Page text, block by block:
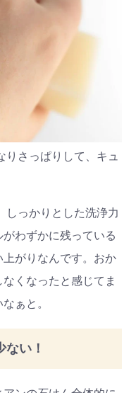
さっぱりして、キュ
しっかりとした洗浄力
わずかに残っている
がりなんです。おか
くなったと感じてま
ぁと。
ない！